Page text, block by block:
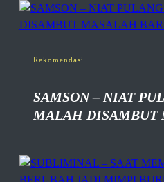
Rekomendasi
SAMSON – NIAT
MALAH DISAMBUT